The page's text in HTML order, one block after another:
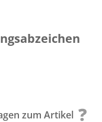
zum Artikel